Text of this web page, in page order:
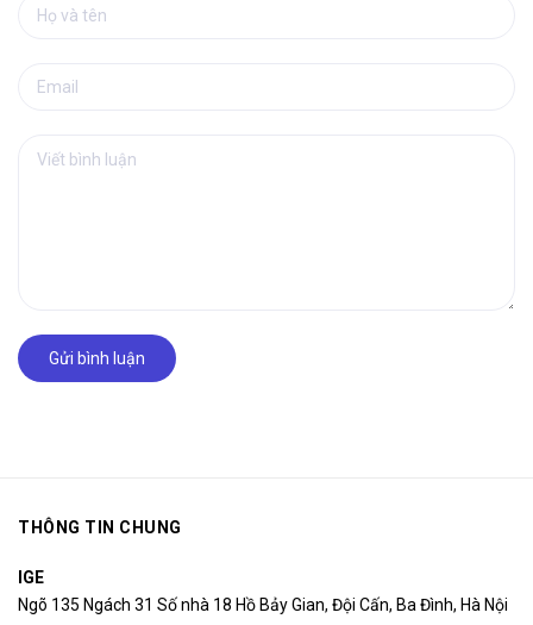
Gửi bình luận
THÔNG TIN CHUNG
IGE
Ngõ 135 Ngách 31 Số nhà 18 Hồ Bảy Gian, Đội Cấn, Ba Đình, Hà Nội